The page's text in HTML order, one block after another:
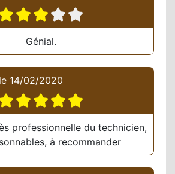
Génial.
le 14/02/2020
professionnelle du technicien,
à recommander